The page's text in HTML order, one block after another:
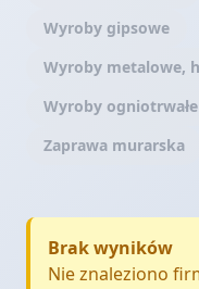
Wyroby gipsowe
Wyroby metalowe,
Wyroby ogniotrwałe
Zaprawa murarska
Brak wyników
Nie znaleziono